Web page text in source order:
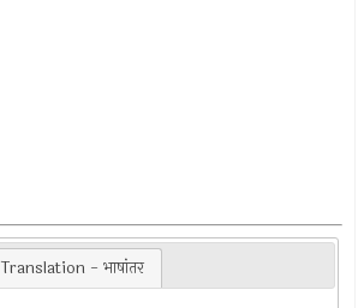
Translation - भाषांतर